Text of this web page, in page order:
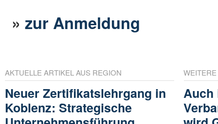
»zur Anmeldung
AKTUELLE ARTIKEL AUS REGION
Neuer Zertifikatslehrgang in
Koblenz: Strategische
Auch